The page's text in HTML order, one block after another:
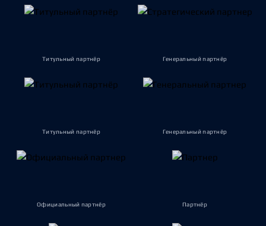
Титульный партнёр Генеральный партнёр
Титульный партнёр Генеральный партнёр
Официальный партнёр Партнёр